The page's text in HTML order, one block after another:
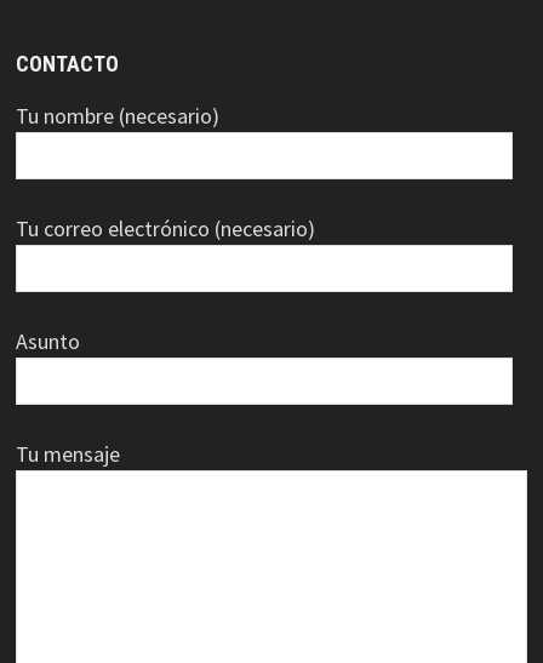
CONTACTO
Tu nombre (necesario)
Tu correo electrónico (necesario)
Asunto
Tu mensaje